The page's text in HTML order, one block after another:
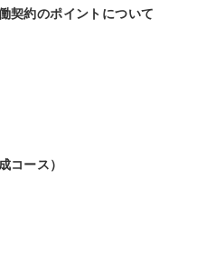
契約のポイントについて
コース）